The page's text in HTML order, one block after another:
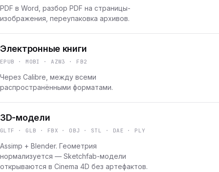
PDF в Word, разбор PDF на страницы-
изображения, переупаковка архивов.
Электронные книги
EPUB · MOBI · AZW3 · FB2
Через Calibre, между всеми
распространёнными форматами.
3D-модели
GLTF · GLB · FBX · OBJ · STL · DAE · PLY
Assimp + Blender. Геометрия
нормализуется — Sketchfab-модели
открываются в Cinema 4D без артефактов.